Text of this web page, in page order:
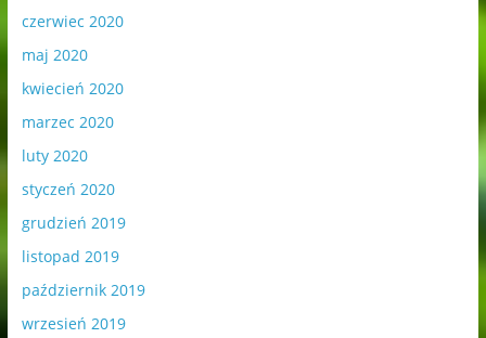
czerwiec 2020
maj 2020
kwiecień 2020
marzec 2020
luty 2020
styczeń 2020
grudzień 2019
listopad 2019
październik 2019
wrzesień 2019